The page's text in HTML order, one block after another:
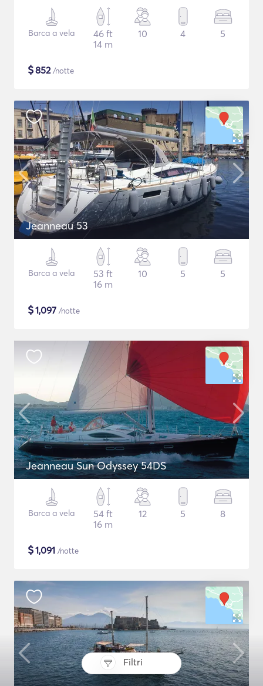
Filtri
Barca a vela
46 ft
14 m
10 4 5
$852/notte
Jeanneau 53
Barca a vela
53 ft
16 m
10 5 5
$1,097 /notte
Jeanneau Sun Odyssey 54DS
Barca a vela
54 ft
16 m
12 5 8
$1,091 /notte